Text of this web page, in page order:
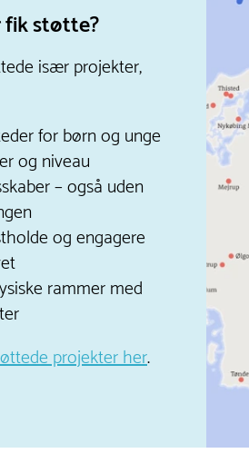
støtte?
især projekter,
for børn og unge
og niveau
– også uden
og engagere
rammer med
projekter her.